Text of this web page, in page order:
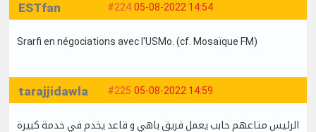
#224 05-08-2022 14:54
ESTfan
Srarfi en négociations avec l'USMo. (cf. Mosaïque FM)
#225 05-08-2022 14:59
tarajjidawla
الرئيس متاعهم حابب يعمل فريق باهي و قاعد يخدم في خدمة كبيرة